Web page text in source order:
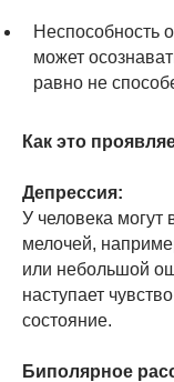
Неспособность
может
равно не
Как это
Депрессия:
У человека могут
мелочей,
или небольшой
наступает
состояние.
Биполярное